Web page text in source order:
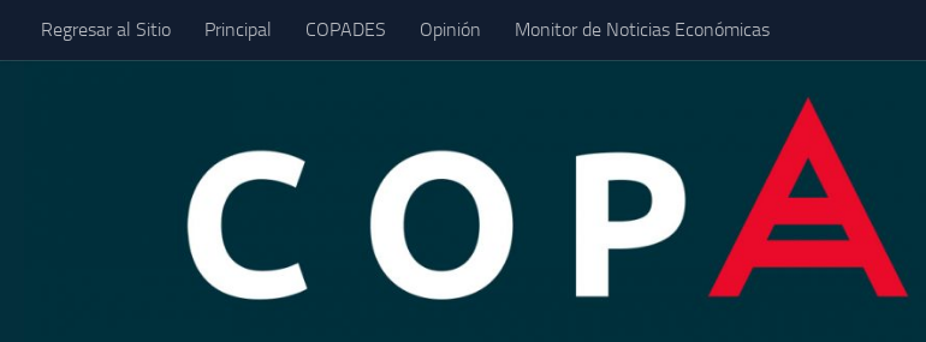
Saltar al contenido
Regresar al Sitio Principal COPADES Opinión Monitor de Noticias Económicas